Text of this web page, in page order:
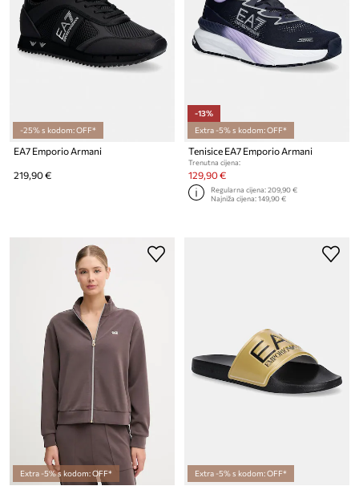
-25% s kodom: OFF*
EA7 Emporio Armani
219,90 €
-13%
Extra -5% s kodom: OFF*
Tenisice EA7 Emporio Armani
Trenutna cijena:
129,90 €
Regularna cijena:209,90 €
Najniža cijena:149,90 €
Extra -5% s kodom: OFF* Extra -5% s kodom: OFF*